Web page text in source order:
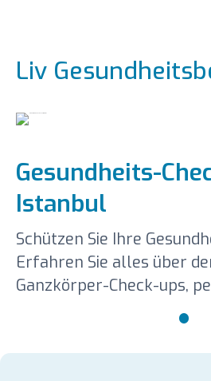
Liv
Gesundheits-
Istanbul
Schützen Sie Ihre
Erfahren Sie alles über
Ganzkörper-Check-ups,
und modernste